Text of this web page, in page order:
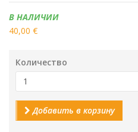
Наличие:
В НАЛИЧИИ
40,00 €
Количество
Добавить в корзину